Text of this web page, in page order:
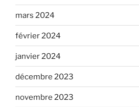
mars 2024
février 2024
janvier 2024
décembre 2023
novembre 2023